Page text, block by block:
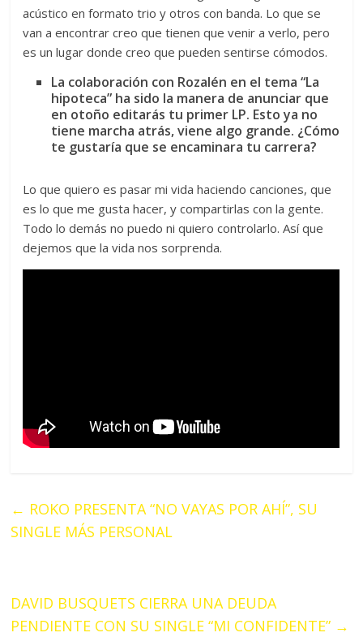
acústico en formato trio y otros con banda. Lo que se
van a encontrar creo que tienen que venir a verlo, pero
es un lugar donde creo que pueden sentirse cómodos.
La colaboración con Rozalén en el tema “La
hipoteca” ha sido la manera de anunciar que
en otoño editarás tu primer LP. Esto ya no
tiene marcha atrás, viene algo grande. ¿Cómo
te gustaría que se encaminara tu carrera?
Lo que quiero es pasar mi vida haciendo canciones, que
es lo que me gusta hacer, y compartirlas con la gente.
Todo lo demás no puedo ni quiero controlarlo. Así que
dejemos que la vida nos sorprenda.
← ROKO PRESENTA “NO VAYAS POR AHÍ”, SU
SINGLE MÁS PERSONAL
DAVID BUSQUETS CIERRA UNA DEUDA
PENDIENTE CON SU SINGLE “MI CONFIDENTE” →